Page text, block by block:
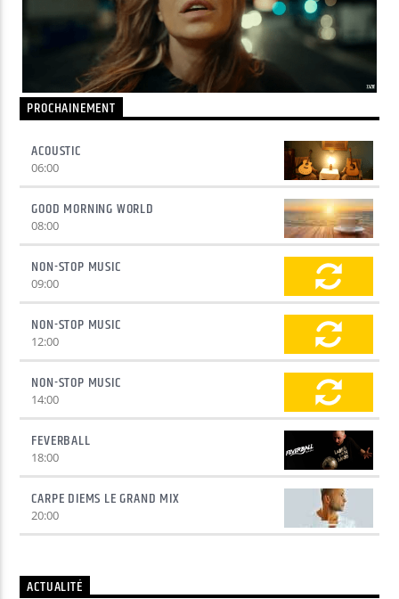
Yellow Radio
Yellow Riviera
Yellow Party
PROCHAINEMENT
ACOUSTIC
06:00
GOOD MORNING WORLD
08:00
NON-STOP MUSIC
09:00
NON-STOP MUSIC
12:00
NON-STOP MUSIC
14:00
FEVERBALL
18:00
CARPE DIEMS LE GRAND MIX
20:00
ACTUALITÉ